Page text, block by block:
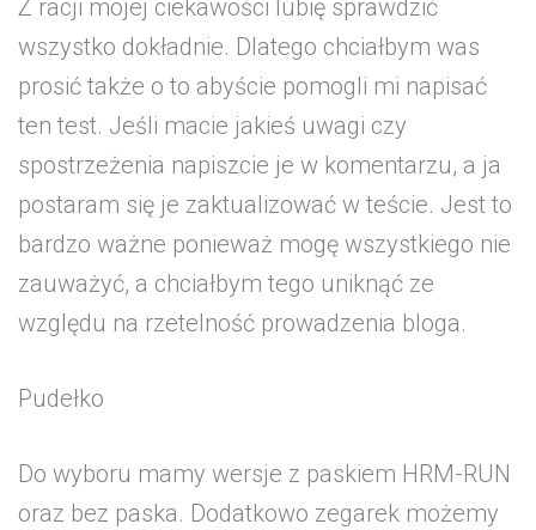
Z racji mojej ciekawości lubię sprawdzić
wszystko dokładnie. Dlatego chciałbym was
prosić także o to abyście pomogli mi napisać
ten test. Jeśli macie jakieś uwagi czy
spostrzeżenia napiszcie je w komentarzu, a ja
postaram się je zaktualizować w teście. Jest to
bardzo ważne ponieważ mogę wszystkiego nie
zauważyć, a chciałbym tego uniknąć ze
względu na rzetelność prowadzenia bloga.
Pudełko
Do wyboru mamy wersje z paskiem HRM-RUN
oraz bez paska. Dodatkowo zegarek możemy